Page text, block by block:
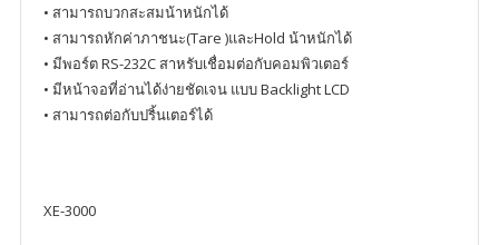
• สามารถบวกสะสมน้าหนักได้
• สามารถหักค่าภาชนะ(Tare )และHold น้าหนักได้
• มีพอร์ต RS-232C สาหรับเชื่อมต่อกับคอมพิวเตอร์
• มีหน้าจอที่อ่านได้ง่ายชัดเจน แบบ Backlight LCD
• สามารถต่อกับปริ้นเตอร์ได้
XE-3000